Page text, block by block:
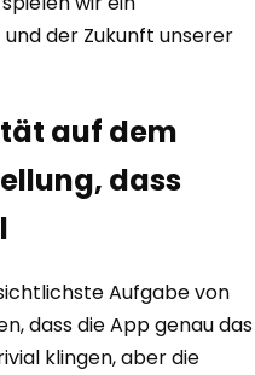
der Zukunft unserer
auf dem
dass
Aufgabe von
dass die App genau das
klingen, aber die